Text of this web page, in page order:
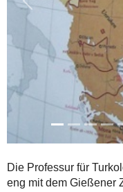
Previous
Die Professur für
eng mit dem Gießener